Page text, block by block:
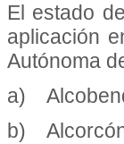
El estado
aplicación
Autónoma
a)
b)